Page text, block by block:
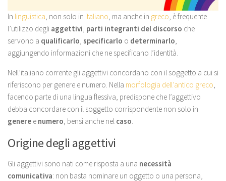
In linguistica , non solo in italiano , ma anche in greco , è frequente
l’utilizzo degli aggettivi parti integranti del discorso che
servono a qualificarlo specificarlo o determinarlo
aggiungendo informazioni che ne specificano l’identità.
Nell’italiano corrente gli aggettivi concordano con il soggetto a cui si
riferiscono per genere e numero. Nella morfologia dell’antico greco
facendo parte di una lingua flessiva, predispone che l’aggettivo
debba concordare con il soggetto corrispondente non solo in
genere e numero , bensì anche nel caso
Origine degli aggettivi
Gli aggettivi sono nati come risposta a una necessità
comunicativa: non basta nominare un oggetto o una persona,